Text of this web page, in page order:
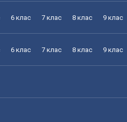
6 клас 7 клас 8 клас 9 клас
6 клас 7 клас 8 клас 9 клас